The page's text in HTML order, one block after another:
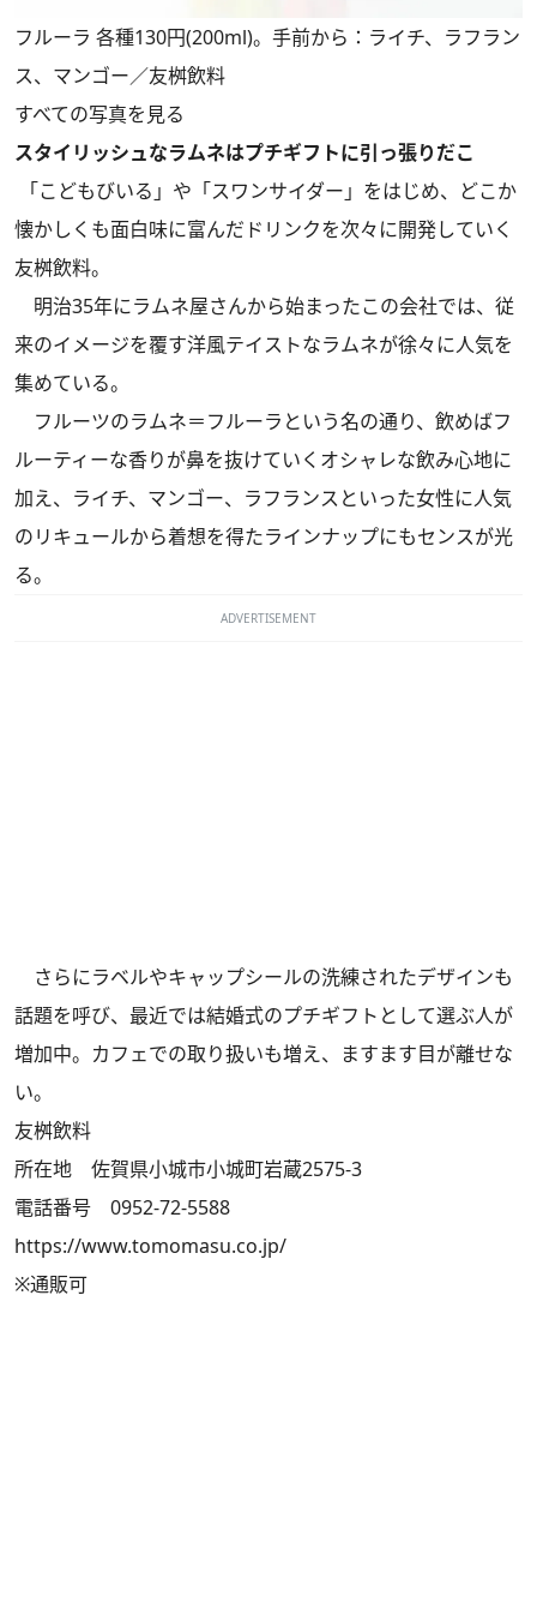
フルーラ 各種130円(200ml)。手前から：ライチ、ラフラン
ス、マンゴー／友桝飲料
すべての写真を見る
スタイリッシュなラムネはプチギフトに引っ張りだこ
「こどもびいる」や「スワンサイダー」をはじめ、どこか
懐かしくも面白味に富んだドリンクを次々に開発していく
友桝飲料。
明治35年にラムネ屋さんから始まったこの会社では、従
来のイメージを覆す洋風テイストなラムネが徐々に人気を
集めている。
フルーツのラムネ＝フルーラという名の通り、飲めばフ
ルーティーな香りが鼻を抜けていくオシャレな飲み心地に
加え、ライチ、マンゴー、ラフランスといった女性に人気
のリキュールから着想を得たラインナップにもセンスが光
る。
ADVERTISEMENT
さらにラベルやキャップシールの洗練されたデザインも
話題を呼び、最近では結婚式のプチギフトとして選ぶ人が
増加中。カフェでの取り扱いも増え、ますます目が離せな
い。
友桝飲料
所在地 佐賀県小城市小城町岩蔵2575-3
電話番号 0952-72-5588
https://www.tomomasu.co.jp/
※通販可